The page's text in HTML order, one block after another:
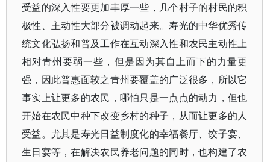
受益的深入性要更加丰厚一些，几个村子的村民的积
极性、主动性大部分被调动起来。寿光的中华优秀传
统文化弘扬和普及工作在互动深入性和农民主动性上
相对青州要弱一些，但是因为其自上而下的力量更
强，因此普惠面较之青州要覆盖的广泛很多，所以它
事实上让更多的农民，哪怕只是一点点的动力，但也
开始在农民中种下改变乡村的种子，从而让更多的人
受益。尤其是寿光日益制度化的幸福餐厅、饺子宴、
生日宴等，在解决农民养老问题的同时，也构建了农